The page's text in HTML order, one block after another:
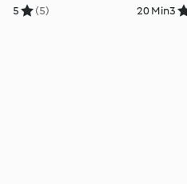
5 (5) 20 Min3